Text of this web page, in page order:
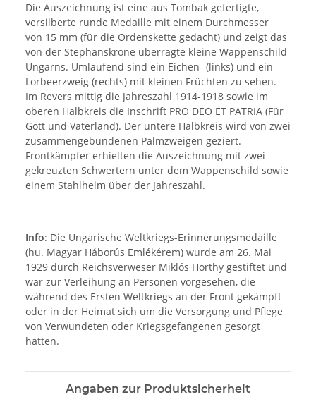
Die Auszeichnung ist eine aus Tombak gefertigte,
versilberte runde Medaille mit einem Durchmesser
von 15 mm (für die Ordenskette gedacht) und zeigt das
von der Stephanskrone überragte kleine Wappenschild
Ungarns. Umlaufend sind ein Eichen- (links) und ein
Lorbeerzweig (rechts) mit kleinen Früchten zu sehen.
Im Revers mittig die Jahreszahl 1914-1918 sowie im
oberen Halbkreis die Inschrift PRO DEO ET PATRIA (Für
Gott und Vaterland). Der untere Halbkreis wird von zwei
zusammengebundenen Palmzweigen geziert.
Frontkämpfer erhielten die Auszeichnung mit zwei
gekreuzten Schwertern unter dem Wappenschild sowie
einem Stahlhelm über der Jahreszahl.
Info: Die Ungarische Weltkriegs-Erinnerungsmedaille
(hu. Magyar Háborús Emlékérem) wurde am 26. Mai
1929 durch Reichsverweser Miklós Horthy gestiftet und
war zur Verleihung an Personen vorgesehen, die
während des Ersten Weltkriegs an der Front gekämpft
oder in der Heimat sich um die Versorgung und Pflege
von Verwundeten oder Kriegsgefangenen gesorgt
hatten.
Angaben zur Produktsicherheit